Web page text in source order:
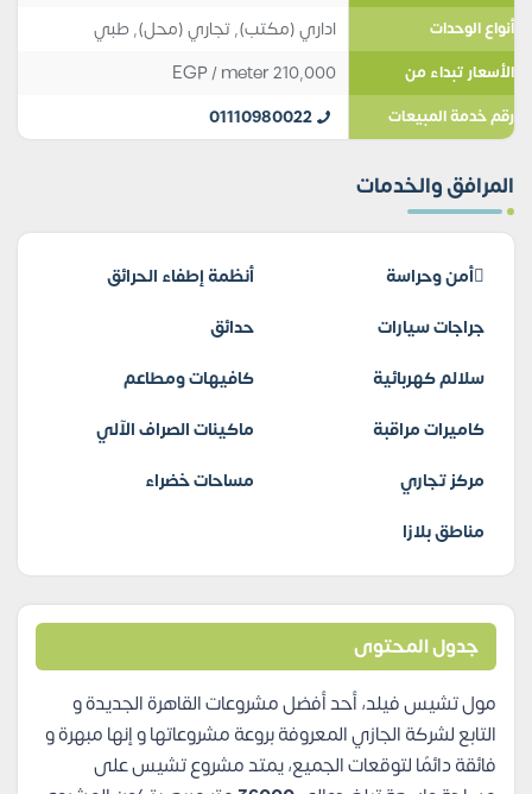
أنواع الوحدات اداري (مكتب),تجاري (محل),طبي
الأسعار تبداء من 210,000
EGP/ meter
رقم خدمة المبيعات 01110980022
المرافق والخدمات
أمن وحراسة
أنظمة إطفاء الحرائق
جراجات سيارات
حدائق
سلالم كهربائية
كافيهات ومطاعم
كاميرات مراقبة
ماكينات الصراف الآلي
مركز تجاري
مساحات خضراء
مناطق بلازا
جدول المحتوى
مول تشيس فيلد، أحد أفضل مشروعات القاهرة الجديدة و
التابع لشركة الجازي المعروفة بروعة مشروعاتها و إنها مبهرة و
فائقة دائمًا لتوقعات الجميع، يمتد مشروع تشيس على